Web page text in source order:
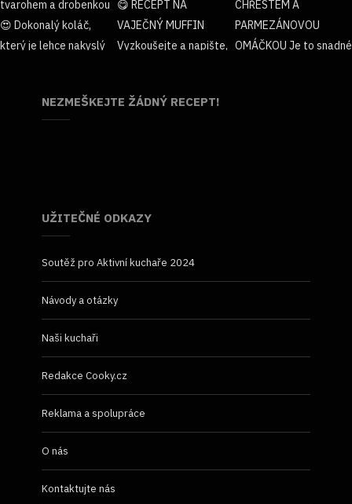
NEZMEŠKEJTE ŽÁDNÝ RECEPT!
UŽITEČNÉ ODKAZY
Soutěž pro Aktivní kuchaře 2024
Návody a otázky
Naši kuchaři
Redakce Cooky.cz
Reklama a spolupráce
O nás
Kontaktujte nás